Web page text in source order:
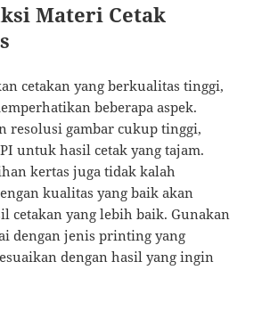
Materi Cetak
cetakan yang berkualitas tinggi,
beberapa aspek.
resolusi gambar cukup tinggi,
untuk hasil cetak yang tajam.
kertas juga tidak kalah
kualitas yang baik akan
cetakan yang lebih baik. Gunakan
dengan jenis printing yang
dengan hasil yang ingin